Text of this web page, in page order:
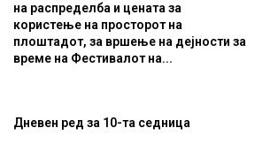
на распределба и цената за
користење на просторот на
плоштадот, за вршење на дејности за
време на Фестивалот на...
Дневен ред за 10-та седница